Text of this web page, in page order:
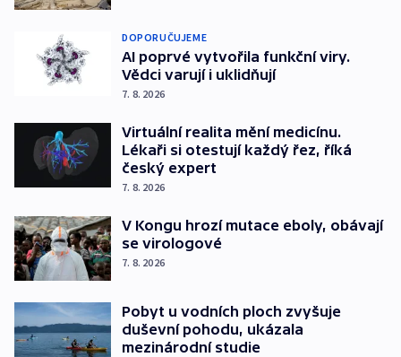
DOPORUČUJEME
AI poprvé vytvořila funkční viry.
Vědci varují i uklidňují
7. 8. 2026
Virtuální realita mění medicínu.
Lékaři si otestují každý řez, říká
český expert
7. 8. 2026
V Kongu hrozí mutace eboly, obávají
se virologové
7. 8. 2026
Pobyt u vodních ploch zvyšuje
duševní pohodu, ukázala
mezinárodní studie